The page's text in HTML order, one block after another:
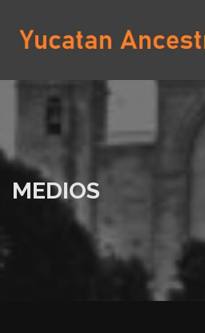
YUCATAN ANCESTRAL
MEDIOS